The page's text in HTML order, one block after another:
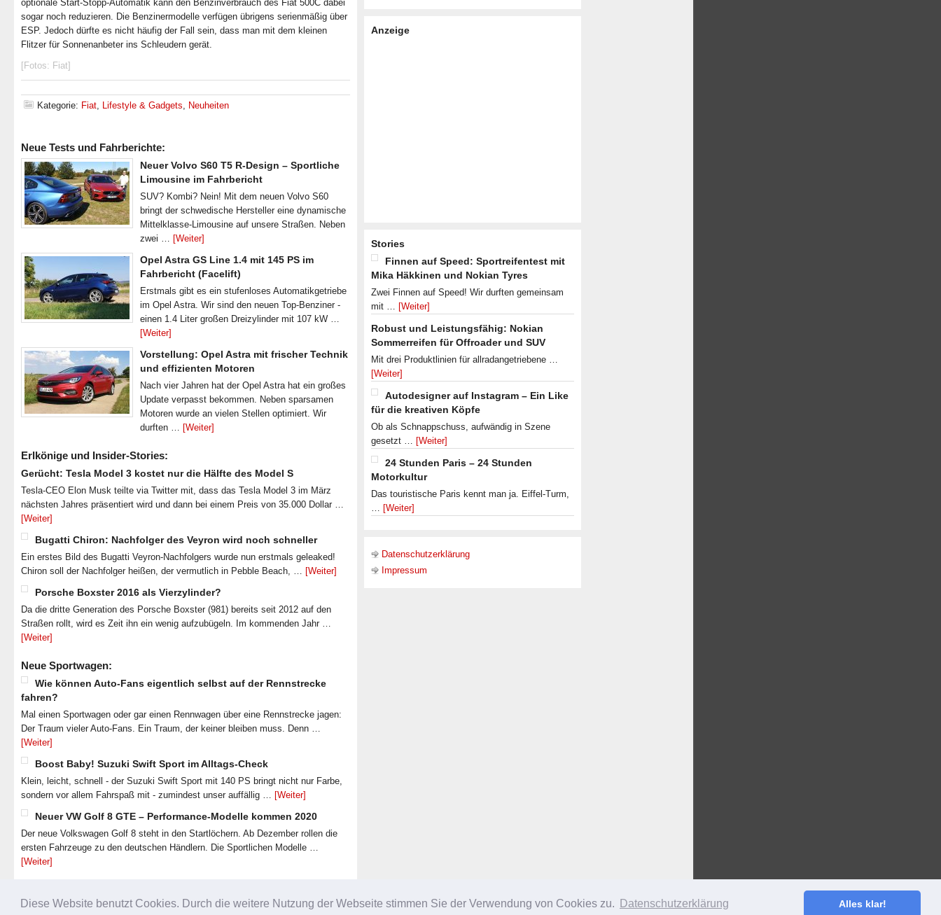
Diese Website benutzt Cookies. Durch die weitere Nutzung der Webseite stimmen Sie der Verwendung von Cookies zu. Datenschutzerklärung Alles klar!
optionale Start-Stopp-Automatik kann den Benzinverbrauch des Fiat 500C dabei
sogar noch reduzieren. Die Benzinermodelle verfügen übrigens serienmäßig über
ESP. Jedoch dürfte es nicht häufig der Fall sein, dass man mit dem kleinen
Flitzer für Sonnenanbeter ins Schleudern gerät.
[Fotos: Fiat]
Kategorie: Fiat, Lifestyle & Gadgets, Neuheiten
Neue Tests und Fahrberichte:
Neuer Volvo S60 T5 R-Design – Sportliche
Limousine im Fahrbericht
SUV? Kombi? Nein! Mit dem neuen Volvo S60
bringt der schwedische Hersteller eine dynamische
Mittelklasse-Limousine auf unsere Straßen. Neben
zwei … [Weiter]
Opel Astra GS Line 1.4 mit 145 PS im
Fahrbericht (Facelift)
Erstmals gibt es ein stufenloses Automatikgetriebe
im Opel Astra. Wir sind den neuen Top-Benziner -
einen 1.4 Liter großen Dreizylinder mit 107 kW …
[Weiter]
Vorstellung: Opel Astra mit frischer Technik
und effizienten Motoren
Nach vier Jahren hat der Opel Astra hat ein großes
Update verpasst bekommen. Neben sparsamen
Motoren wurde an vielen Stellen optimiert. Wir
durften … [Weiter]
Erlkönige und Insider-Stories:
Gerücht: Tesla Model 3 kostet nur die Hälfte des Model S
Tesla-CEO Elon Musk teilte via Twitter mit, dass das Tesla Model 3 im März
nächsten Jahres präsentiert wird und dann bei einem Preis von 35.000 Dollar …
[Weiter]
Bugatti Chiron: Nachfolger des Veyron wird noch schneller
Ein erstes Bild des Bugatti Veyron-Nachfolgers wurde nun erstmals geleaked!
Chiron soll der Nachfolger heißen, der vermutlich in Pebble Beach, … [Weiter]
Porsche Boxster 2016 als Vierzylinder?
Da die dritte Generation des Porsche Boxster (981) bereits seit 2012 auf den
Straßen rollt, wird es Zeit ihn ein wenig aufzubügeln. Im kommenden Jahr …
[Weiter]
Neue Sportwagen:
Wie können Auto-Fans eigentlich selbst auf der Rennstrecke
fahren?
Mal einen Sportwagen oder gar einen Rennwagen über eine Rennstrecke jagen:
Der Traum vieler Auto-Fans. Ein Traum, der keiner bleiben muss. Denn …
[Weiter]
Boost Baby! Suzuki Swift Sport im Alltags-Check
Klein, leicht, schnell - der Suzuki Swift Sport mit 140 PS bringt nicht nur Farbe,
sondern vor allem Fahrspaß mit - zumindest unser auffällig … [Weiter]
Neuer VW Golf 8 GTE – Performance-Modelle kommen 2020
Der neue Volkswagen Golf 8 steht in den Startlöchern. Ab Dezember rollen die
ersten Fahrzeuge zu den deutschen Händlern. Die Sportlichen Modelle …
[Weiter]
Anzeige
Stories
Finnen auf Speed: Sportreifentest mit
Mika Häkkinen und Nokian Tyres
Zwei Finnen auf Speed! Wir durften gemeinsam
mit … [Weiter]
Robust und Leistungsfähig: Nokian
Sommerreifen für Offroader und SUV
Mit drei Produktlinien für allradangetriebene …
[Weiter]
Autodesigner auf Instagram – Ein Like
für die kreativen Köpfe
Ob als Schnappschuss, aufwändig in Szene
gesetzt … [Weiter]
24 Stunden Paris – 24 Stunden
Motorkultur
Das touristische Paris kennt man ja. Eiffel-Turm,
… [Weiter]
Datenschutzerklärung
Impressum
NACH OBEN URHEBERRECHT © 2026 ·SLEEK THEME ONGENESIS FRAMEWORK ·WORDPRESS·ANMELDEN